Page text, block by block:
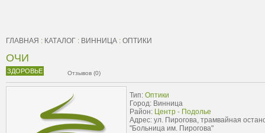
ГЛАВНАЯ : КАТАЛОГ : ВИННИЦА : ОПТИКИ
ОЧИ
ЗДОРОВЬЕ Отзывов (0)
Тип: Оптики
Город: Винница
Район: Центр - Подолье
Адрес: ул. Пирогова, трамвайная
"Больница им. Пирогова"